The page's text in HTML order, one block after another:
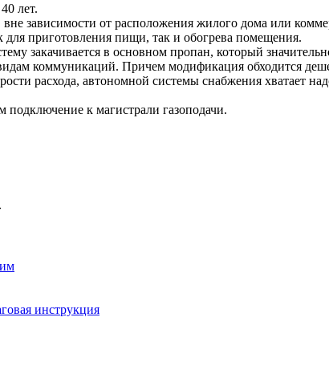
лет.
зависимости от расположения жилого дома или
для приготовления пищи, так и обогрева помещения.
закачивается в основном пропан, который
коммуникаций. Причем модификация обходится
расхода, автономной системы снабжения хватает
к магистрали газоподачи.
инструкция